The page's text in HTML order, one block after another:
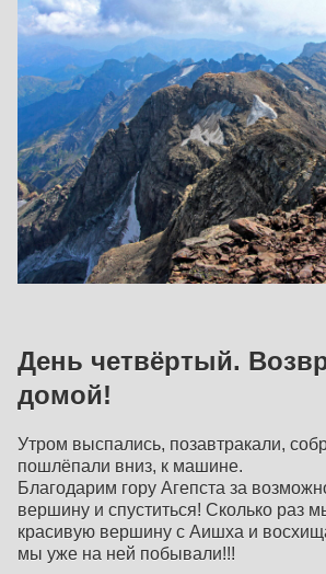
День четвёртый.
домой!
Утром выспались, позавтракали,
пошлёпали вниз, к машине.
Благодарим гору Агепста за
вершину и спуститься! Сколько раз
красивую вершину с Аишха и
мы уже на ней побывали!!!